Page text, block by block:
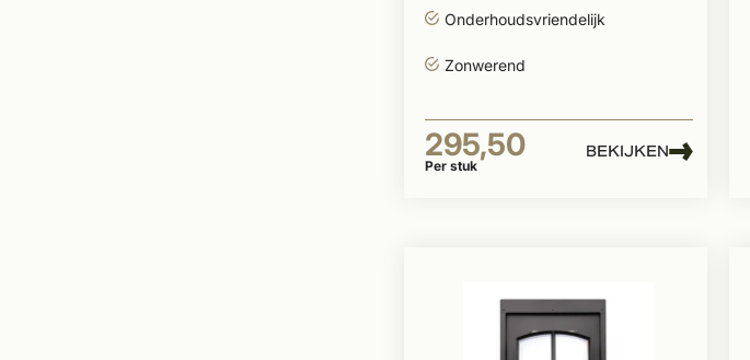
Onderhoudsvriendelijk
Zonwerend
295,50
Per stuk
BEKIJKEN